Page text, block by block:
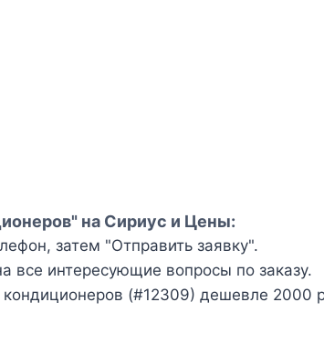
на Сириус и Цены:
затем "Отправить заявку".
все интересующие вопросы по заказу.
(#12309) дешевле 2000